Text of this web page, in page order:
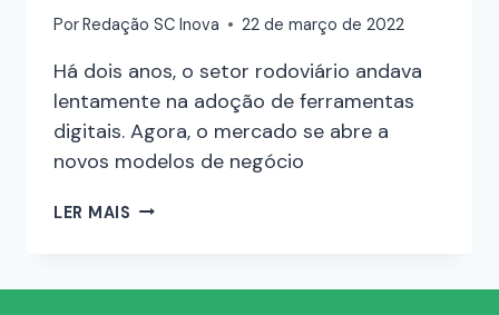
PorRedação SC Inova 22 de março de 2022
Há dois anos, o setor rodoviário andava
lentamente na adoção de ferramentas
digitais. Agora, o mercado se abre a
novos modelos de negócio
LER MAIS